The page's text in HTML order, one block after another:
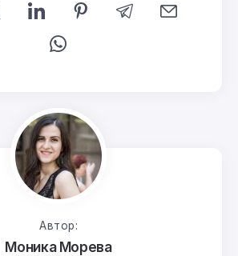
Автор:
Моника Морева